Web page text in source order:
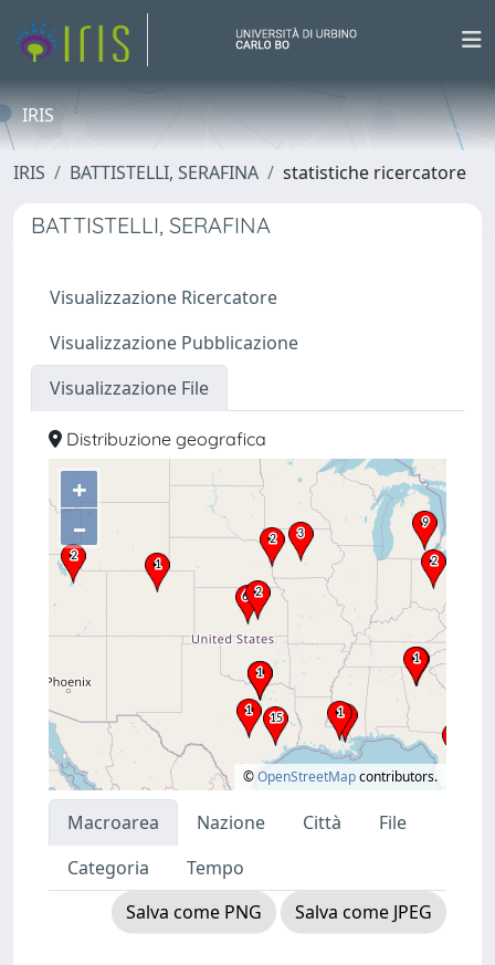
IRIS
IRIS BATTISTELLI, SERAFINA statistiche ricercatore
BATTISTELLI, SERAFINA
Visualizzazione Ricercatore
Visualizzazione Pubblicazione
Visualizzazione File
Distribuzione geografica
+
–
©OpenStreetMapcontributors.
Macroarea Nazione Città
File
Categoria
Tempo
Salva come PNG
Salva come JPEG